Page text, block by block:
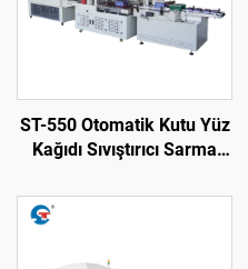
ST-550 Otomatik Kutu Yüz
Kağıdı Sıvıştırıcı Sarma